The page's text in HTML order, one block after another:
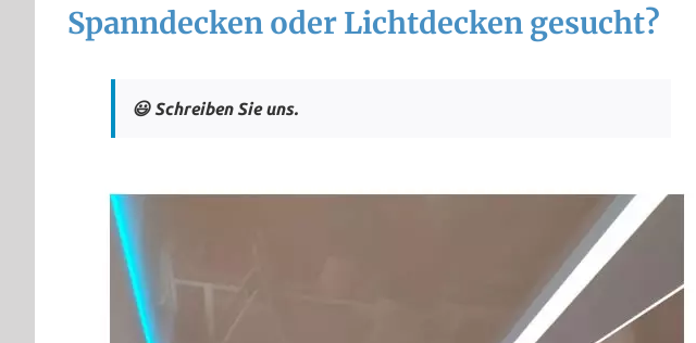
Spanndecken oder Lichtdecken gesucht?
😃 Schreiben Sie uns.